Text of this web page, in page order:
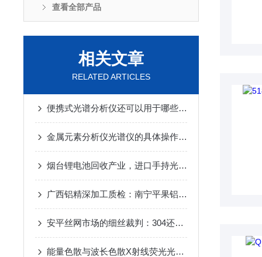
查看全部产品
相关文章
RELATED ARTICLES
便携式光谱分析仪还可以用于哪些科学领域？
金属元素分析仪光谱仪的具体操作流程及使用注意事项
烟台锂电池回收产业，进口手持光谱仪废旧电池正极材料价值评估？
广西铝精深加工质检：南宁平果铝产业集群，适配南方高温高湿腐蚀工况
安平丝网市场的细丝裁判：304还是316，进口手持分析仪连细丝也能测
能量色散与波长色散X射线荧光光谱仪（XRF）的工作原理与优势边界